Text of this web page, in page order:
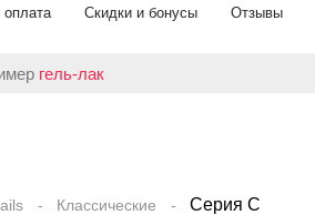
оплата Скидки и бонусы Отзывы
гель-лак
Классические Серия C